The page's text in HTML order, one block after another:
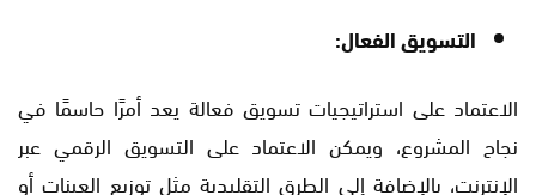
التسويق الفعال:
الاعتماد على استراتيجيات تسويق فعالة يعد أمرًا حاسمًا في
نجاح المشروع، ويمكن الاعتماد على التسويق الرقمي عبر
الإنترنت، بالإضافة إلى الطرق التقليدية مثل توزيع العينات أو